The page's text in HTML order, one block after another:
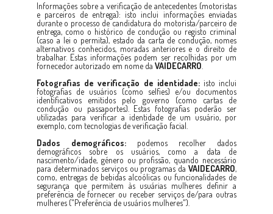
Informações sobre a verificação de antecedentes (motoristas
e parceiros de entrega): isto inclui informações enviadas
durante o processo de candidatura do motorista/parceiro de
entrega, como o histórico de condução ou registo criminal
(caso a lei o permita), estado da carta de condução, nomes
alternativos conhecidos, moradas anteriores e o direito de
trabalhar. Estas informações podem ser recolhidas por um
fornecedor autorizado em nome da VAIDECARRO
Fotografias de verificação de identidade: isto inclui
fotografias de usuários (como selfies) e/ou documentos
identificativos emitidos pelo governo (como cartas de
condução ou passaportes). Estas fotografias poderão ser
utilizadas para verificar a identidade de um usuário, por
exemplo, com tecnologias de verificação facial.
Dados demográficos: podemos recolher dados
demográficos sobre os usuários, como a data de
nascimento/idade, género ou profissão, quando necessário
para determinados serviços ou programas da VAIDECARRO,
como, entregas de bebidas alcoólicas ou funcionalidades de
segurança que permitem às usuárias mulheres definir a
preferência de fornecer ou receber serviços de/para outras
mulheres ("Preferência de usuários mulheres").